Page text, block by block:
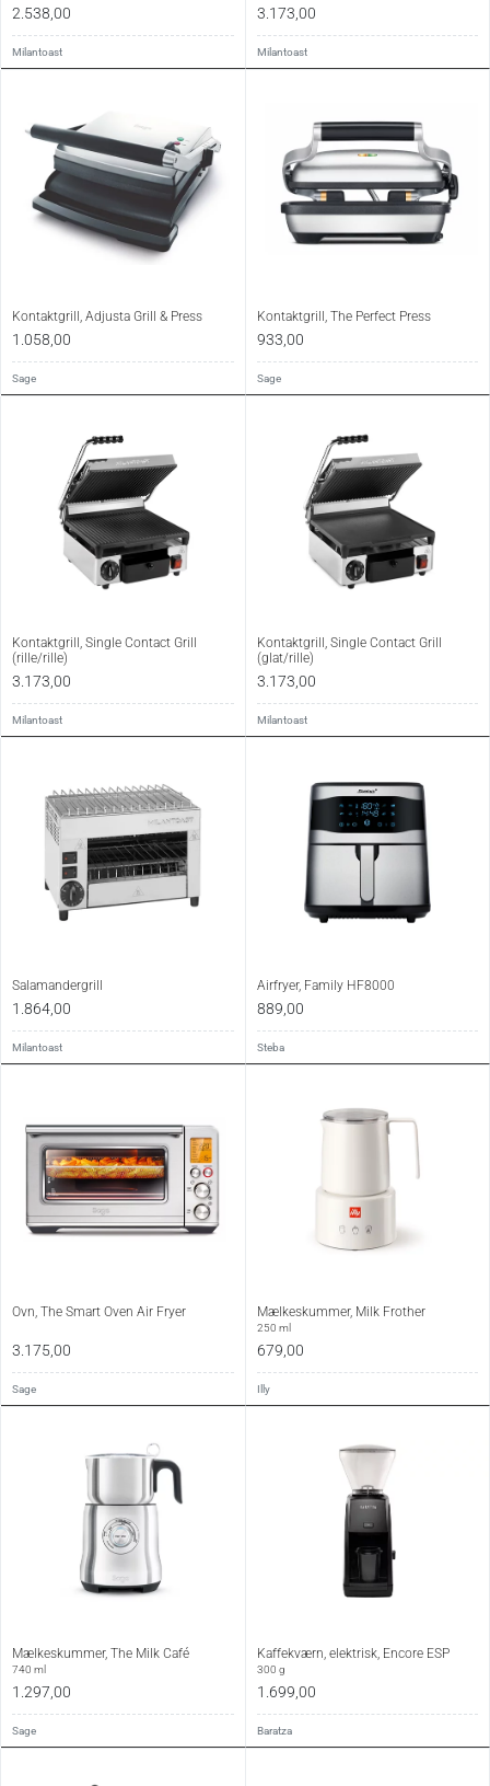
2.538,00
Milantoast
3.173,00
Milantoast
Kontaktgrill, Adjusta Grill & Press
1.058,00
Sage
Kontaktgrill, The Perfect Press
933,00
Sage
Kontaktgrill, Single Contact Grill
(rille/rille)
3.173,00
Milantoast
Kontaktgrill, Single Contact Grill
(glat/rille)
3.173,00
Milantoast
Salamandergrill
1.864,00
Milantoast
Airfryer, Family HF8000
889,00
Steba
Ovn, The Smart Oven Air Fryer
3.175,00
Sage
Mælkeskummer, Milk Frother
250 ml
679,00
Illy
Mælkeskummer, The Milk Café
740 ml
1.297,00
Sage
Kaffekværn, elektrisk, Encore ESP
300 g
1.699,00
Baratza